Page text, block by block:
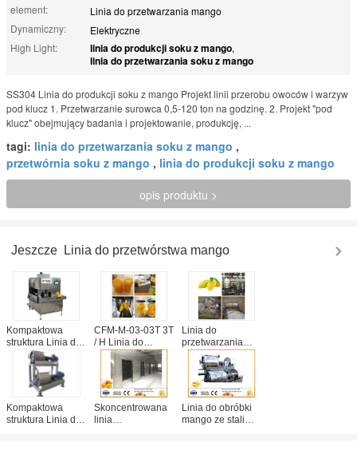
element:
Linia do przetwarzania mango
Dynamiczny:
Elektryczne
High Light:
linia do produkcji soku z mango,
linia do przetwarzania soku z mango
SS304 Linia do produkcji soku z mango Projekt linii przerobu owoców i warzyw
pod klucz 1. Przetwarzanie surowca 0,5-120 ton na godzinę. 2. Projekt "pod
klucz" obejmujący badania i projektowanie, produkcję, ...
tagi: linia do przetwarzania soku z mango ,
przetwórnia soku z mango , linia do produkcji soku z mango
opis produktu >
Jeszcze Linia do przetwórstwa mango
Kompaktowa
struktura Linia do
przetwarzania
mango Linia do
przetwarzania
pasty 5 ton
dziennie
CFM-M-03-03T 3T
/ H Linia do
przetwarzania
dżemu mango
Professional
SS304 Łatwa
obsługa
Linia do
przetwarzania
pasty Linia do
przetwarzania
mango w
opakowaniu ze
szkła PET
Kompaktowa
struktura Linia do
Skoncentrowana
linia
Linia do obróbki
mango ze stali